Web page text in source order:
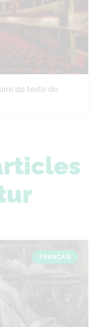
de texte de
FRANÇAIS